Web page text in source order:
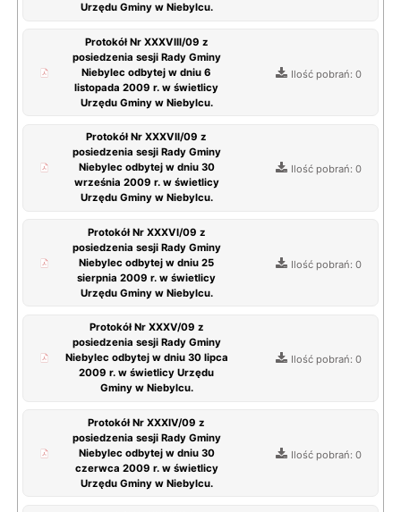
Urzędu Gminy w Niebylcu.
Protokół Nr XXXVIII/09 z
posiedzenia sesji Rady Gminy
Niebylec odbytej w dniu 6
listopada 2009 r. w świetlicy
Urzędu Gminy w Niebylcu.
Ilość pobrań: 0
Protokół Nr XXXVII/09 z
posiedzenia sesji Rady Gminy
Niebylec odbytej w dniu 30
września 2009 r. w świetlicy
Urzędu Gminy w Niebylcu.
Ilość pobrań: 0
Protokół Nr XXXVI/09 z
posiedzenia sesji Rady Gminy
Niebylec odbytej w dniu 25
sierpnia 2009 r. w świetlicy
Urzędu Gminy w Niebylcu.
Ilość pobrań: 0
Protokół Nr XXXV/09 z
posiedzenia sesji Rady Gminy
Niebylec odbytej w dniu 30 lipca
2009 r. w świetlicy Urzędu
Gminy w Niebylcu.
Ilość pobrań: 0
Protokół Nr XXXIV/09 z
posiedzenia sesji Rady Gminy
Niebylec odbytej w dniu 30
czerwca 2009 r. w świetlicy
Urzędu Gminy w Niebylcu.
Ilość pobrań: 0